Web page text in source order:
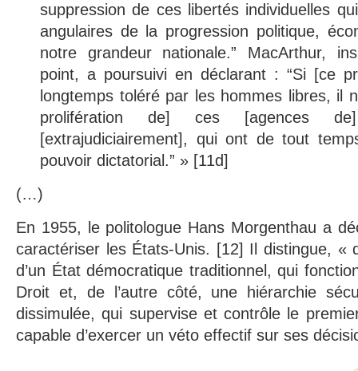
suppression de ces libertés individuelles
angulaires de la progression politique,
notre grandeur nationale.” MacArthur,
point, a poursuivi en déclarant : “Si [ce
longtemps toléré par les hommes libres, il
prolifération de] ces [agences
[extrajudiciairement], qui ont de tout
pouvoir dictatorial.” » [11d]
(…)
En 1955, le politologue Hans Morgenthau a
caractériser les États-Unis. [12] Il distingue, «
d’un État démocratique traditionnel, qui
Droit et, de l’autre côté, une hiérarchie
dissimulée, qui supervise et contrôle le
capable d’exercer un véto effectif sur ses